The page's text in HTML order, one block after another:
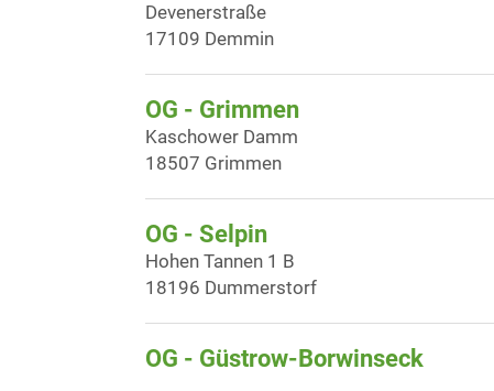
Devenerstraße
17109 Demmin
OG - Grimmen
Kaschower Damm
18507 Grimmen
OG - Selpin
Hohen Tannen 1 B
18196 Dummerstorf
OG - Güstrow-Borwinseck